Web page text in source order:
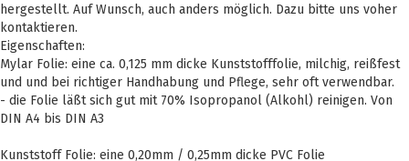
hergestellt. Auf Wunsch, auch anders möglich. Dazu bitte uns voher
kontaktieren.
Eigenschaften:
Mylar Folie: eine ca. 0,125 mm dicke Kunststofffolie, milchig, reißfest
und und bei richtiger Handhabung und Pflege, sehr oft verwendbar.
- die Folie läßt sich gut mit 70% Isopropanol (Alkohl) reinigen. Von
DIN A4 bis DIN A3
Kunststoff Folie: eine 0,20mm / 0,25mm dicke PVC Folie